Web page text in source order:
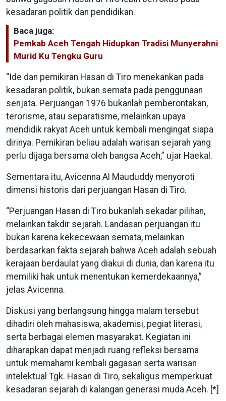
kesadaran politik dan pendidikan.
Baca juga:
Pemkab Aceh Tengah Hidupkan Tradisi Munyerahni
Murid Ku Tengku Guru
“Ide dan pemikiran Hasan di Tiro menekankan pada
kesadaran politik, bukan semata pada penggunaan
senjata. Perjuangan 1976 bukanlah pemberontakan,
terorisme, atau separatisme, melainkan upaya
mendidik rakyat Aceh untuk kembali mengingat siapa
dirinya. Pemikiran beliau adalah warisan sejarah yang
perlu dijaga bersama oleh bangsa Aceh,” ujar Haekal.
Sementara itu, Avicenna Al Maududdy menyoroti
dimensi historis dari perjuangan Hasan di Tiro.
“Perjuangan Hasan di Tiro bukanlah sekadar pilihan,
melainkan takdir sejarah. Landasan perjuangan itu
bukan karena kekecewaan semata, melainkan
berdasarkan fakta sejarah bahwa Aceh adalah sebuah
kerajaan berdaulat yang diakui di dunia, dan karena itu
memiliki hak untuk menentukan kemerdekaannya,”
jelas Avicenna.
Diskusi yang berlangsung hingga malam tersebut
dihadiri oleh mahasiswa, akademisi, pegiat literasi,
serta berbagai elemen masyarakat. Kegiatan ini
diharapkan dapat menjadi ruang refleksi bersama
untuk memahami kembali gagasan serta warisan
intelektual Tgk. Hasan di Tiro, sekaligus memperkuat
kesadaran sejarah di kalangan generasi muda Aceh. [*]